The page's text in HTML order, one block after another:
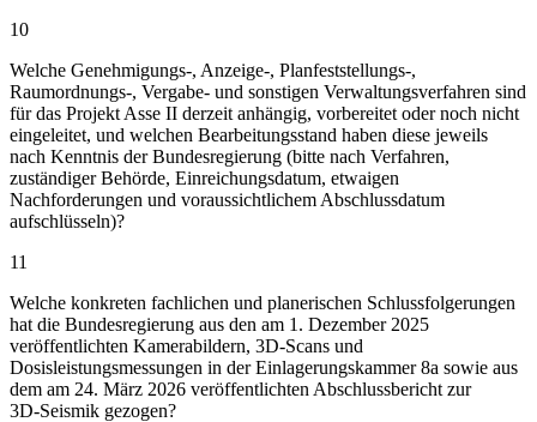
10
Welche Genehmigungs-, Anzeige-, Planfeststellungs-,
Raumordnungs-, Vergabe- und sonstigen Verwaltungsverfahren sind
für das Projekt Asse II derzeit anhängig, vorbereitet oder noch nicht
eingeleitet, und welchen Bearbeitungsstand haben diese jeweils
nach Kenntnis der Bundesregierung (bitte nach Verfahren,
zuständiger Behörde, Einreichungsdatum, etwaigen
Nachforderungen und voraussichtlichem Abschlussdatum
aufschlüsseln)?
11
Welche konkreten fachlichen und planerischen Schlussfolgerungen
hat die Bundesregierung aus den am 1. Dezember 2025
veröffentlichten Kamerabildern, 3D‑Scans und
Dosisleistungsmessungen in der Einlagerungskammer 8a sowie aus
dem am 24. März 2026 veröffentlichten Abschlussbericht zur
3D‑Seismik gezogen?